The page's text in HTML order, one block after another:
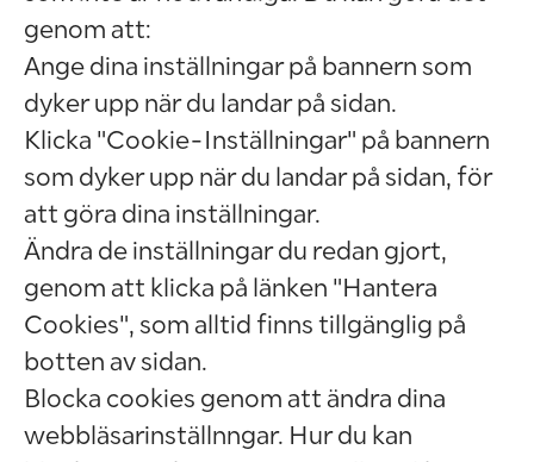
genom att:
Ange dina inställningar på bannern som
dyker upp när du landar på sidan.
Klicka "Cookie-Inställningar" på bannern
som dyker upp när du landar på sidan, för
att göra dina inställningar.
Ändra de inställningar du redan gjort,
genom att klicka på länken "Hantera
Cookies", som alltid finns tillgänglig på
botten av sidan.
Blocka cookies genom att ändra dina
webbläsarinställnngar. Hur du kan